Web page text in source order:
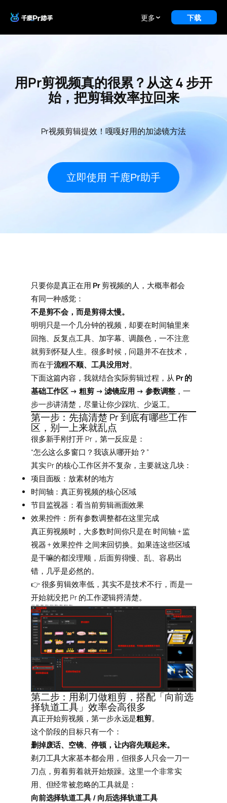
更多 下载
用Pr剪视频真的很累？从这 4 步开
始，把剪辑效率拉回来
Pr视频剪辑提效！嘎嘎好用的加滤镜方法
立即使用 千鹿Pr助手
只要你是真正在用 Pr剪视频的人，大概率都会
有同一种感觉：
不是剪不会，而是剪得太慢。
明明只是一个几分钟的视频，却要在时间轴里来
回拖、反复点工具、加字幕、调颜色，一不注意
就剪到怀疑人生。很多时候，问题并不在技术，
而在于流程不顺、工具没用对。
下面这篇内容，我就结合实际剪辑过程，从 Pr 的
基础工作区 → 粗剪 → 滤镜应用 → 参数调整 ，一
步一步讲清楚，尽量让你少踩坑、少返工。
第一步：先搞清楚 Pr 到底有哪些工作
区，别一上来就乱点
很多新手刚打开 Pr，第一反应是：
“怎么这么多窗口？我该从哪开始？”
其实 Pr 的核心工作区并不复杂，主要就这几块：
项目面板：放素材的地方
时间轴：真正剪视频的核心区域
节目监视器：看当前剪辑画面效果
效果控件：所有参数调整都在这里完成
真正剪视频时，大多数时间你只是在 时间轴 + 监
视器 + 效果控件 之间来回切换。如果连这些区域
是干嘛的都没理顺，后面剪得慢、乱、容易出
错，几乎是必然的。
👉 很多剪辑效率低，其实不是技术不行，而是一
开始就没把 Pr 的工作逻辑捋清楚。
第二步：用剃刀做粗剪，搭配「向前选
择轨道工具」效率会高很多
真正开始剪视频，第一步永远是粗剪。
这个阶段的目标只有一个：
删掉废话、空镜、停顿，让内容先顺起来。
剃刀工具大家基本都会用，但很多人只会一刀一
刀点，剪着剪着就开始烦躁。这里一个非常实
用、但经常被忽略的工具就是：
向前选择轨道工具 / 向后选择轨道工具